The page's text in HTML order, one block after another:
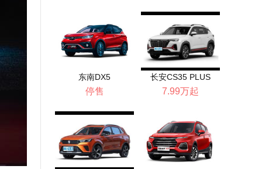
东南DX5
停售
长安CS35 PLUS
7.99万起